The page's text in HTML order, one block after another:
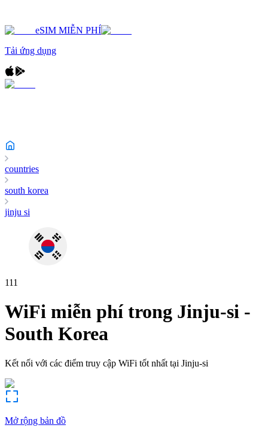
eSIM MIỄN PHÍ
Tải ứng dụng
countries
south korea
jinju si
111
WiFi miễn phí trong Jinju-si -
South Korea
Kết nối với các điểm truy cập WiFi tốt nhất tại Jinju-si
Mở rộng bản đồ